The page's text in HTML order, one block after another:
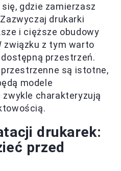
gdzie zamierzasz
drukarki
i cięższe obudowy
związku z tym warto
przestrzeń.
są istotne,
modele
charakteryzują
drukarek:
przed